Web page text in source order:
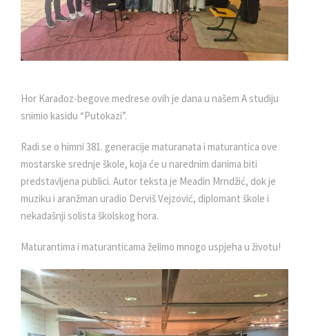
Hor Karađoz-begove medrese ovih je dana u našem A studiju
snimio kasidu “Putokazi”.
Radi se o himni 381. generacije maturanata i maturantica ove
mostarske srednje škole, koja će u narednim danima biti
predstavljena publici. Autor teksta je Meadin Mrndžić, dok je
muziku i aranžman uradio Derviš Vejzović, diplomant škole i
nekadašnji solista školskog hora.
Maturantima i maturanticama želimo mnogo uspjeha u životu!